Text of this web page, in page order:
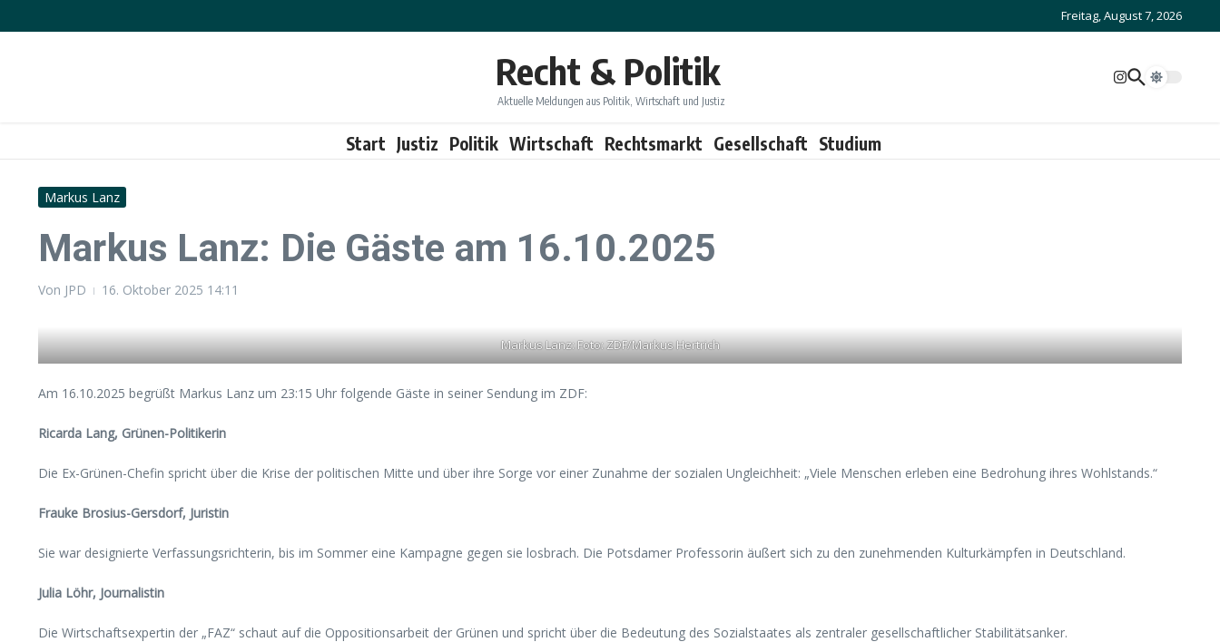
Freitag, August 7, 2026
Recht & Politik
Aktuelle Meldungen aus Politik, Wirtschaft und Justiz
Start Justiz Politik Wirtschaft Rechtsmarkt Gesellschaft Studium
Markus Lanz
Markus Lanz: Die Gäste am 16.10.2025
Von JPD 16. Oktober 2025 14:11
Markus Lanz: Foto: ZDF/Markus Hertrich
Am 16.10.2025 begrüßt Markus Lanz um 23:15 Uhr folgende Gäste in seiner Sendung im ZDF:
Ricarda Lang, Grünen-Politikerin
Die Ex-Grünen-Chefin spricht über die Krise der politischen Mitte und über ihre Sorge vor einer Zunahme der sozialen Ungleichheit: „Viele Menschen erleben eine Bedrohung ihres Wohlstands.“
Frauke Brosius-Gersdorf, Juristin
Sie war designierte Verfassungsrichterin, bis im Sommer eine Kampagne gegen sie losbrach. Die Potsdamer Professorin äußert sich zu den zunehmenden Kulturkämpfen in Deutschland.
Julia Löhr, Journalistin
Die Wirtschaftsexpertin der „FAZ“ schaut auf die Oppositionsarbeit der Grünen und spricht über die Bedeutung des Sozialstaates als zentraler gesellschaftlicher Stabilitätsanker.